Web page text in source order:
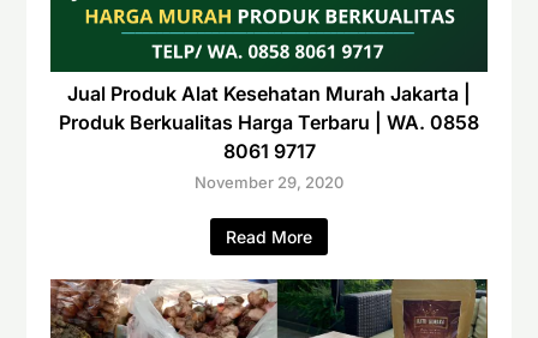
Jual Produk Alat Kesehatan Murah Jakarta |
Produk Berkualitas Harga Terbaru | WA. 0858
8061 9717
November 29, 2020
Read More